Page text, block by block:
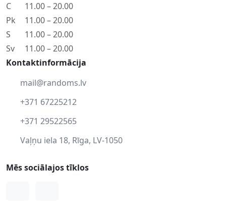
C
11.00 – 20.00
Pk
11.00 – 20.00
S
11.00 – 20.00
Sv
11.00 – 20.00
Kontaktinformācija
mail@randoms.lv
+371 67225212
+371 29522565
Vaļņu iela 18, Rīga, LV-1050
Mēs sociālajos tīklos